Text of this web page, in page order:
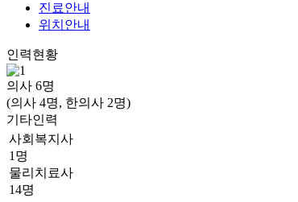
진료안내
위치안내
인력현황
의사 6명
(의사 4명, 한의사 2명)
기타인력
사회복지사
1명
물리치료사
14명